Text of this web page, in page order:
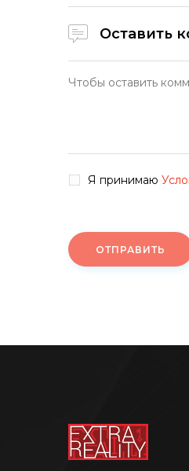
Оставить
Я принимаю
ОТПРАВИТЬ